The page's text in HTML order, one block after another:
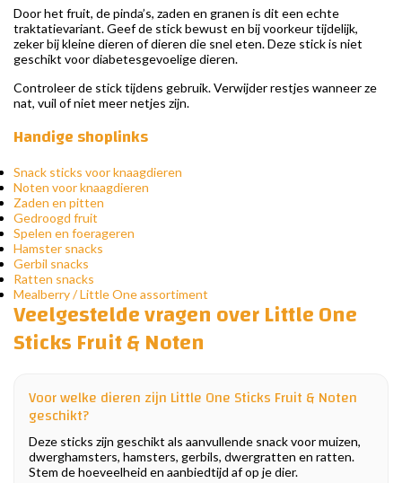
Door het fruit, de pinda’s, zaden en granen is dit een echte
traktatievariant. Geef de stick bewust en bij voorkeur tijdelijk,
zeker bij kleine dieren of dieren die snel eten. Deze stick is niet
geschikt voor diabetesgevoelige dieren.
Controleer de stick tijdens gebruik. Verwijder restjes wanneer ze
nat, vuil of niet meer netjes zijn.
Handige shoplinks
Snack sticks voor knaagdieren
Noten voor knaagdieren
Zaden en pitten
Gedroogd fruit
Spelen en foerageren
Hamster snacks
Gerbil snacks
Ratten snacks
Mealberry / Little One assortiment
Veelgestelde vragen over Little One
Sticks Fruit & Noten
Voor welke dieren zijn Little One Sticks Fruit & Noten
geschikt?
Deze sticks zijn geschikt als aanvullende snack voor muizen,
dwerghamsters, hamsters, gerbils, dwergratten en ratten.
Stem de hoeveelheid en aanbiedtijd af op je dier.